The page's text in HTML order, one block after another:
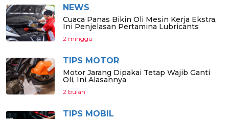
NEWS
Cuaca Panas Bikin Oli Mesin Kerja Ekstra,
Ini Penjelasan Pertamina Lubricants
2 minggu
TIPS MOTOR
Motor Jarang Dipakai Tetap Wajib Ganti
Oli, Ini Alasannya
2 bulan
TIPS MOBIL